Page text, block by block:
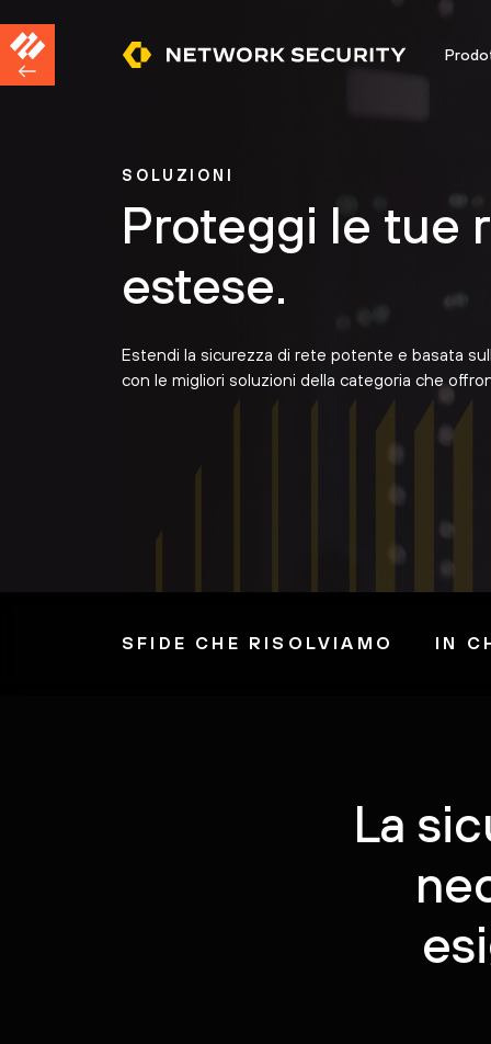
SOLUZIONI
Proteggi le tue
estese.
Estendi la sicurezza di rete potente e basata
con le migliori soluzioni della categoria che
SFIDE CHE RISOLVIAMO IN
La